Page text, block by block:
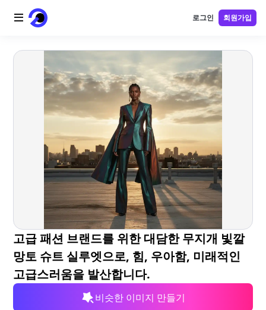
홈
AI 이미지
AI 비디오
블로그
무료 도구
로그인 회원가입
고급 패션 브랜드를 위한 대담한 무지개 빛깔
망토 슈트 실루엣으로, 힘, 우아함, 미래적인
고급스러움을 발산합니다.
비슷한 이미지 만들기